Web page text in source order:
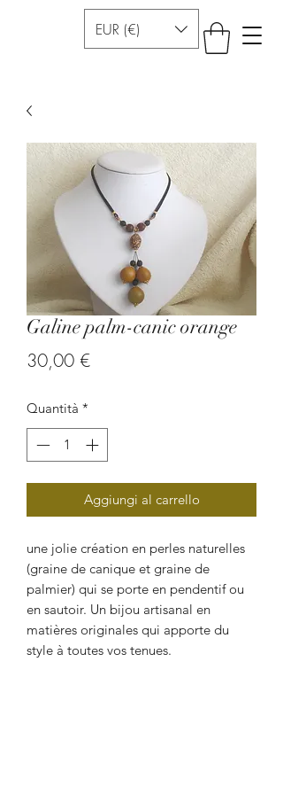
EUR (€)
Galine palm-canic orange
30,00 €Prezzo
Quantità *
Aggiungi al carrello
une jolie création en perles naturelles
(graine de canique et graine de
palmier) qui se porte en pendentif ou
en sautoir. Un bijou artisanal en
matières originales qui apporte du
style à toutes vos tenues.